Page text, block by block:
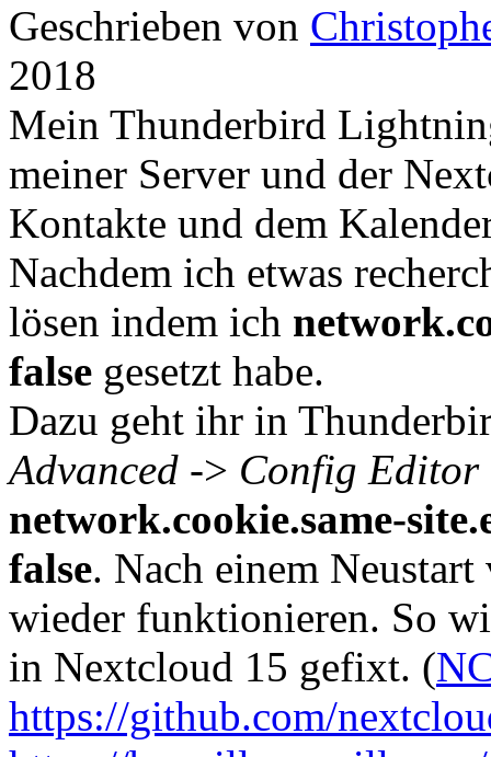
Geschrieben von
2018
Mein Thunderbird
meiner Server und der
Kontakte und dem
Nachdem ich etwas
lösen indem ich
false gesetzt habe.
Dazu geht ihr in
Advanced -> Config Editor
network.cookie.same-
false. Nach einem
wieder funktionieren. So
in Nextcloud 15 gefixt. (
https://github.com/